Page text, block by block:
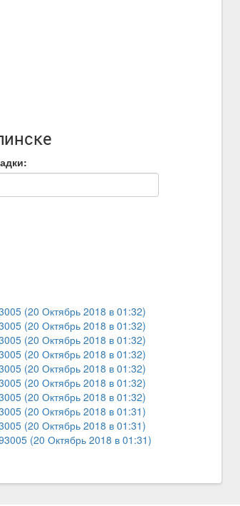
(20 Октябрь 2018 в 01:32)
(20 Октябрь 2018 в 01:32)
(20 Октябрь 2018 в 01:32)
(20 Октябрь 2018 в 01:32)
(20 Октябрь 2018 в 01:32)
(20 Октябрь 2018 в 01:32)
(20 Октябрь 2018 в 01:32)
(20 Октябрь 2018 в 01:31)
(20 Октябрь 2018 в 01:31)
(20 Октябрь 2018 в 01:31)